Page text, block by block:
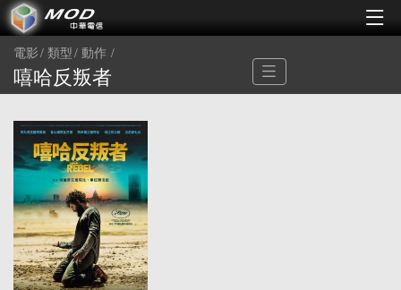
電影 類型 動作
嘻哈反叛者